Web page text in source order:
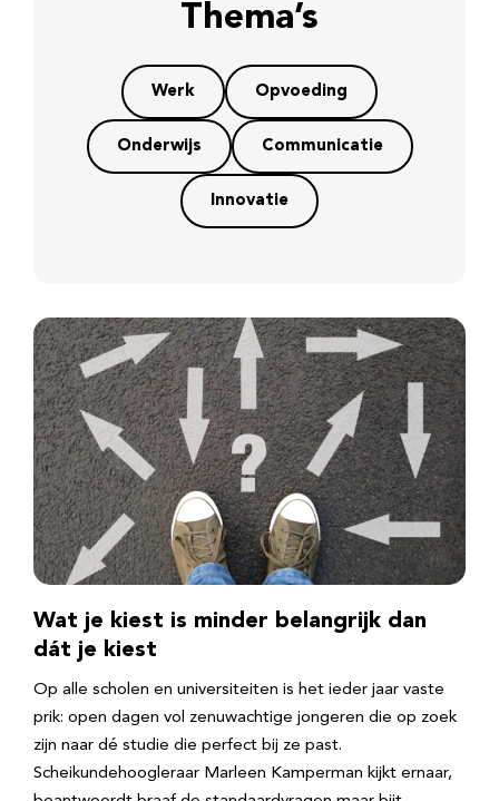
Thema’s
Werk Opvoeding
Onderwijs Communicatie
Innovatie
Wat je kiest is minder belangrijk dan
dát je kiest
Op alle scholen en universiteiten is het ieder jaar vaste
prik: open dagen vol zenuwachtige jongeren die op zoek
zijn naar dé studie die perfect bij ze past.
Scheikundehoogleraar Marleen Kamperman kijkt ernaar,